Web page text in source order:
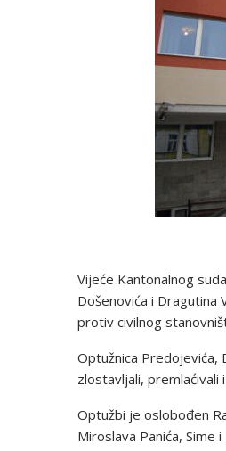
Vijeće Kantonalnog
Došenovića i Dragutina
protiv civilnog
Optužnica Predojevića,
zlostavljali, premlaćivali
Optužbi je oslobođen
Miroslava Panića, Sime i